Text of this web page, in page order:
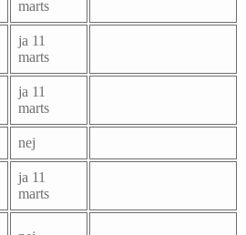
marts
ja 11
marts
ja 11
marts
nej
ja 11
marts